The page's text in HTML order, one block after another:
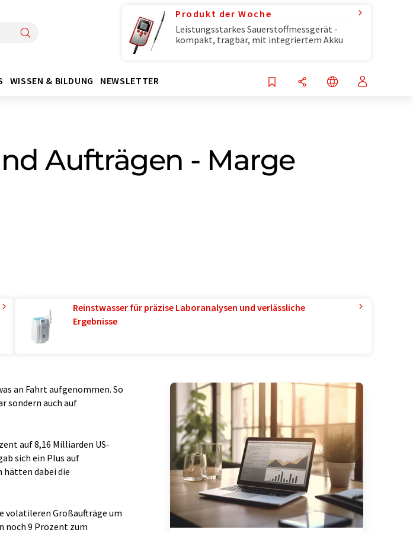
Produkt der Woche
Leistungsstarkes Sauerstoffmessgerät -
kompakt, tragbar, mit integriertem Akku
WISSEN & BILDUNG NEWSLETTER
Aufträgen - Marge
Reinstwasser für präzise Laboranalysen und verlässliche
Ergebnisse
an Fahrt aufgenommen. So
sondern auch auf
auf 8,16 Milliarden US-
sich ein Plus auf
hätten dabei die
volatileren Großaufträge um
noch 9 Prozent zum